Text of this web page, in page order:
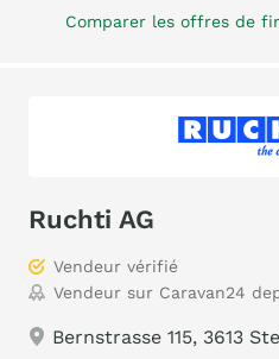
Comparer les offres de
Ruchti AG
Vendeur vérifié
Vendeur sur Caravan24
Bernstrasse 115, 3613